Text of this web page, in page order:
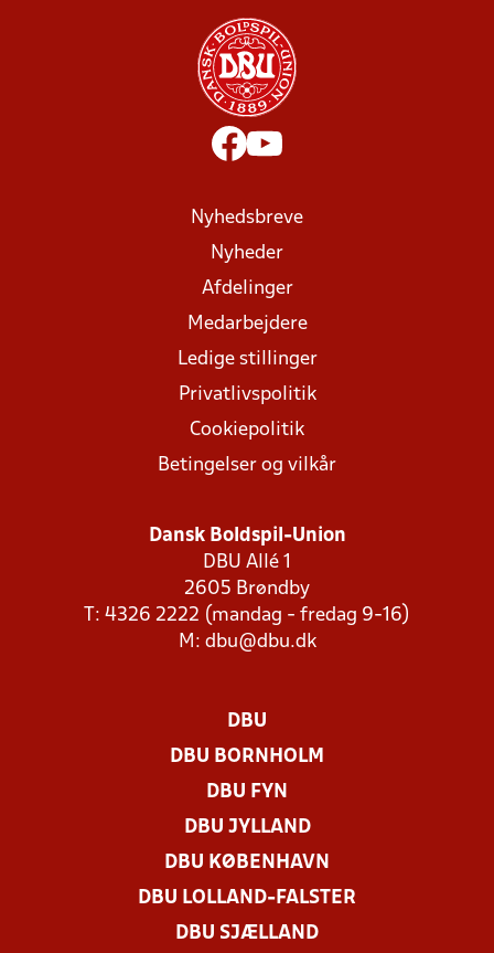
Nyhedsbreve
Nyheder
Afdelinger
Medarbejdere
Ledige stillinger
Privatlivspolitik
Cookiepolitik
Betingelser og vilkår
Dansk Boldspil-Union
DBU Allé 1
2605 Brøndby
T: 4326 2222 (mandag - fredag 9-16)
M: dbu@dbu.dk
DBU
DBU BORNHOLM
DBU FYN
DBU JYLLAND
DBU KØBENHAVN
DBU LOLLAND-FALSTER
DBU SJÆLLAND